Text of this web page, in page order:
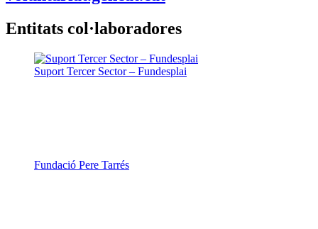
Entitats col·laboradores
Suport Tercer Sector – Fundesplai
Fundació Pere Tarrés